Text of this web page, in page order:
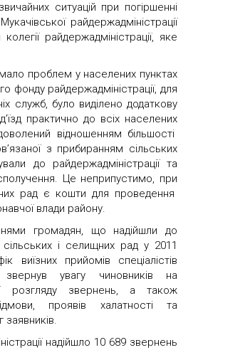
ситуацій при погіршенні
райдержадміністрації
райдержадміністрації, яке
проблем у населених пунктах
фонду райдержадміністрації, для
служб, було виділено додаткову
практично до всіх населених
відношенням більшості
з прибиранням сільських
до райдержадміністрації та
Це неприпустимо, при
рад є кошти для проведення
влади району.
громадян, що надійшли до
сільських і селищних рад у 2011
виїзних прийомів спеціалістів
звернув увагу чиновників на
розгляду звернень, а також
проявів халатності та
надійшло 10 689 звернень